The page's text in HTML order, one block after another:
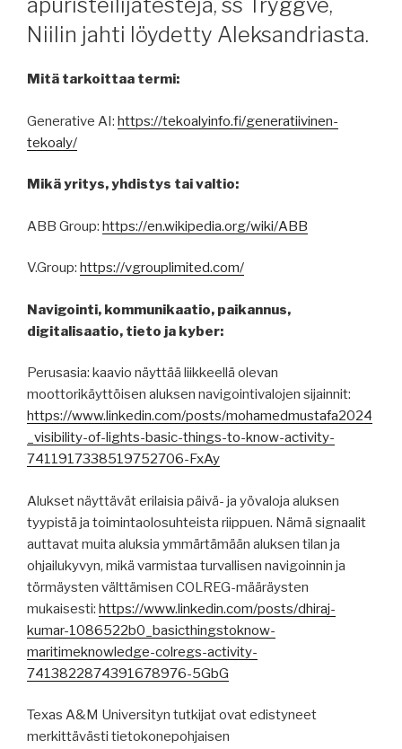
Niilin jahti löydetty Aleksandriasta.
Mitä tarkoittaa termi:
Generative AI: https://tekoalyinfo.fi/generatiivinen-
tekoaly/
Mikä yritys, yhdistys tai valtio:
ABB Group: https://en.wikipedia.org/wiki/ABB
V.Group: https://vgrouplimited.com/
Navigointi, kommunikaatio, paikannus,
digitalisaatio, tieto ja kyber:
Perusasia: kaavio näyttää liikkeellä olevan
moottorikäyttöisen aluksen navigointivalojen sijainnit:
https://www.linkedin.com/posts/mohamedmustafa2024
_visibility-of-lights-basic-things-to-know-activity-
7411917338519752706-FxAy
Alukset näyttävät erilaisia ​​päivä- ja yövaloja aluksen
tyypistä ja toimintaolosuhteista riippuen. Nämä signaalit
auttavat muita aluksia ymmärtämään aluksen tilan ja
ohjailukyvyn, mikä varmistaa turvallisen navigoinnin ja
törmäysten välttämisen COLREG-määräysten
mukaisesti: https://www.linkedin.com/posts/dhiraj-
kumar-1086522b0_basicthingstoknow-
maritimeknowledge-colregs-activity-
7413822874391678976-5GbG
Texas A&M Universityn tutkijat ovat edistyneet
merkittävästi tietokonepohjaisen